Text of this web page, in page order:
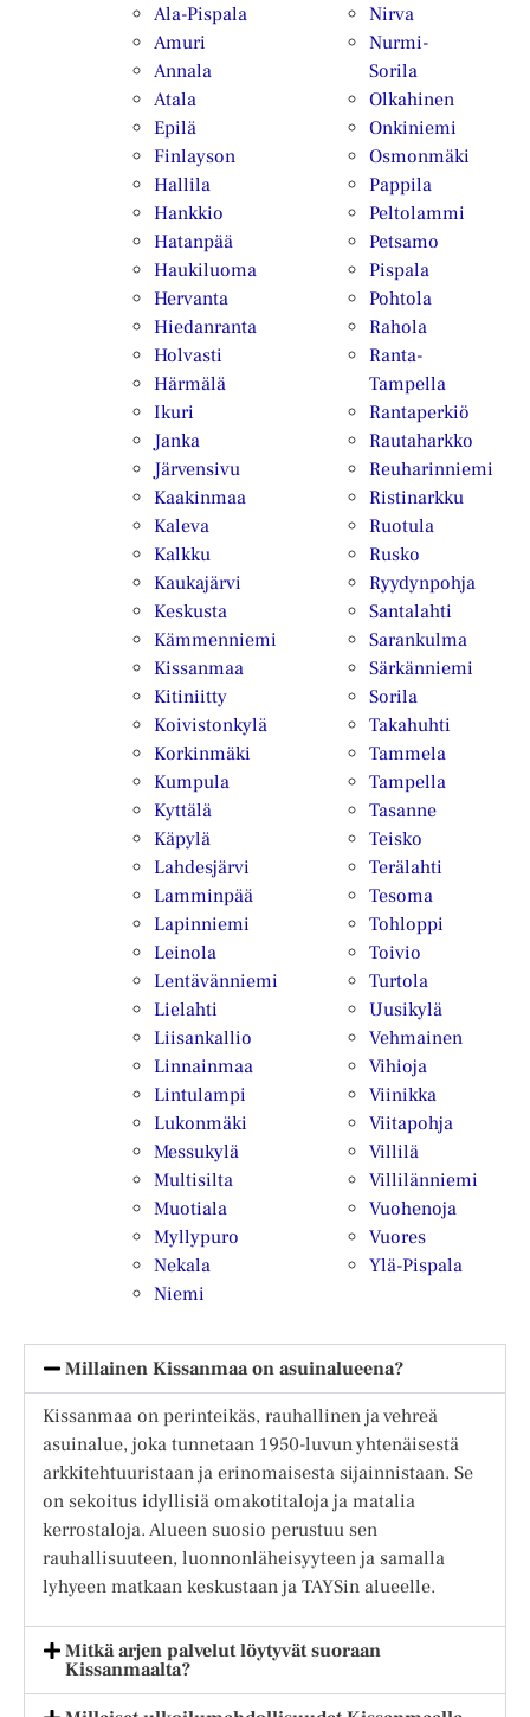
Ala-Pispala
Amuri
Annala
Atala
Epilä
Finlayson
Hallila
Hankkio
Hatanpää
Haukiluoma
Hervanta
Hiedanranta
Holvasti
Härmälä
Ikuri
Janka
Järvensivu
Kaakinmaa
Kaleva
Kalkku
Kaukajärvi
Keskusta
Kämmenniemi
Kissanmaa
Kitiniitty
Koivistonkylä
Korkinmäki
Kumpula
Kyttälä
Käpylä
Lahdesjärvi
Lamminpää
Lapinniemi
Leinola
Lentävänniemi
Lielahti
Liisankallio
Linnainmaa
Lintulampi
Lukonmäki
Messukylä
Multisilta
Muotiala
Myllypuro
Nekala
Niemi
Nirva
Nurmi-
Sorila
Olkahinen
Onkiniemi
Osmonmäki
Pappila
Peltolammi
Petsamo
Pispala
Pohtola
Rahola
Ranta-
Tampella
Rantaperkiö
Rautaharkko
Reuharinniemi
Ristinarkku
Ruotula
Rusko
Ryydynpohja
Santalahti
Sarankulma
Särkänniemi
Sorila
Takahuhti
Tammela
Tampella
Tasanne
Teisko
Terälahti
Tesoma
Tohloppi
Toivio
Turtola
Uusikylä
Vehmainen
Vihioja
Viinikka
Viitapohja
Villilä
Villilänniemi
Vuohenoja
Vuores
Ylä-Pispala
Millainen Kissanmaa on asuinalueena?
Kissanmaa on perinteikäs, rauhallinen ja vehreä
asuinalue, joka tunnetaan 1950-luvun yhtenäisestä
arkkitehtuuristaan ja erinomaisesta sijainnistaan. Se
on sekoitus idyllisiä omakotitaloja ja matalia
kerrostaloja. Alueen suosio perustuu sen
rauhallisuuteen, luonnonläheisyyteen ja samalla
lyhyeen matkaan keskustaan ja TAYSin alueelle.
Mitkä arjen palvelut löytyvät suoraan
Kissanmaalta?